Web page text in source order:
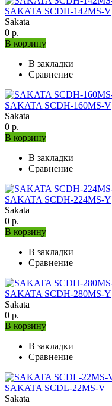
SAKATA SCDH-142MS-V
Sakata
0 р.
В корзину
В закладки
Сравнение
SAKATA SCDH-160MS-V
Sakata
0 р.
В корзину
В закладки
Сравнение
SAKATA SCDH-224MS-Y
Sakata
0 р.
В корзину
В закладки
Сравнение
SAKATA SCDH-280MS-Y
Sakata
0 р.
В корзину
В закладки
Сравнение
SAKATA SCDL-22MS-V
Sakata